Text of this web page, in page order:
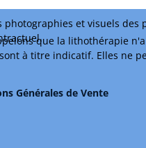
photographies et visuels des
Générales de Vente
que la lithothérapie
sont à titre indicatif. Elles ne